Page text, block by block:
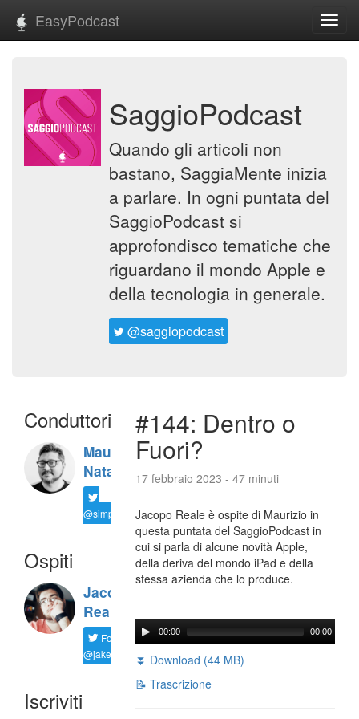
EasyPodcast
SaggioPodcast
Quando gli articoli non
bastano, SaggiaMente inizia
a parlare. In ogni puntata del
SaggioPodcast si
approfondisco tematiche che
riguardano il mondo Apple e
della tecnologia in generale.
@saggiopodcast
Conduttori
Maurizio
Natali
@simplemal
Ospiti
Jacopo
Reale
Follow
@jakereale
Iscriviti
#144: Dentro o
Fuori?
17 febbraio 2023 - 47 minuti
Jacopo Reale è ospite di Maurizio in
questa puntata del SaggioPodcast in
cui si parla di alcune novità Apple,
della deriva del mondo iPad e della
stessa azienda che lo produce.
00:00 00:00
⏬ Download (44 MB)
📝 Trascrizione